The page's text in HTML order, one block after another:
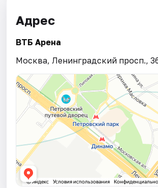
Адрес
ВТБ Арена
Москва, Ленинградский просп.,